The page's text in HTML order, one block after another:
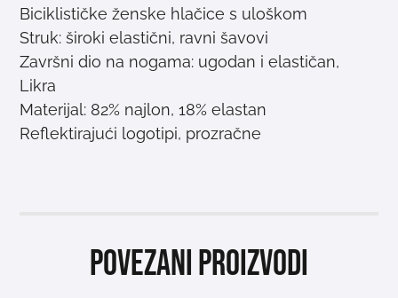
Biciklističke ženske hlačice s uloškom
Struk: široki elastični, ravni šavovi
Završni dio na nogama: ugodan i elastičan,
Likra
Materijal: 82% najlon, 18% elastan
Reflektirajući logotipi, prozračne
Povezani proizvodi